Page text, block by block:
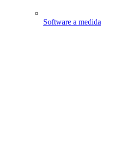
Software a medida